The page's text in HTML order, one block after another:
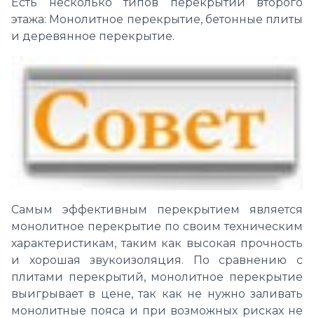
этажа: Монолитное перекрытие, бетонные плиты
и деревянное перекрытие.
Самым эффективным перекрытием является
монолитное перекрытие по своим техническим
характеристикам, таким как высокая прочность
и хорошая звукоизоляция. По сравнению с
плитами перекрытий, монолитное перекрытие
выигрывает в цене, так как не нужно заливать
монолитные пояса и при возможных рисках не